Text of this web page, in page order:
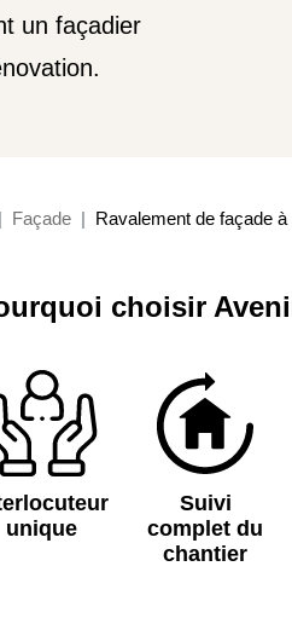
un façadier
Façade Ravalement de façade
choisir
unique
Suivi
complet du
chantier